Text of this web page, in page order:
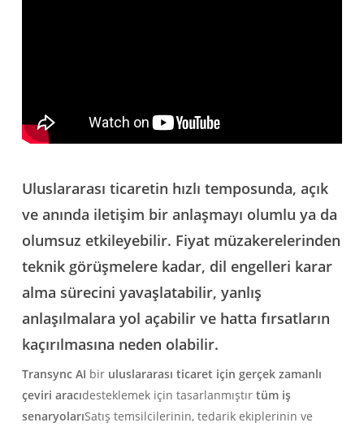
Uluslararası ticaretin hızlı temposunda, açık
ve anında iletişim bir anlaşmayı olumlu ya da
olumsuz etkileyebilir. Fiyat müzakerelerinden
teknik görüşmelere kadar, dil engelleri karar
alma sürecini yavaşlatabilir, yanlış
anlaşılmalara yol açabilir ve hatta fırsatların
kaçırılmasına neden olabilir.
Transync AI bir uluslararası ticaret için gerçek zamanlı
çeviri aracıdesteklemek için tasarlanmıştır tüm iş
senaryolarıSatış temsilcilerinin, tedarik ekiplerinin ve